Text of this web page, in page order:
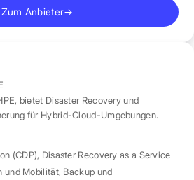
Zum Anbieter→
bietet Disaster Recovery und
für Hybrid-Cloud-Umgebungen.
(CDP), Disaster Recovery as a Service
und Mobilität, Backup und